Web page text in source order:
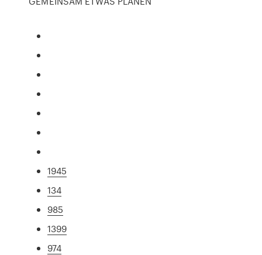
1945
134
985
1399
974